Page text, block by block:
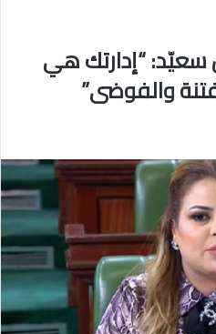
سعيّد: “إدارتك هي
والفوضى”